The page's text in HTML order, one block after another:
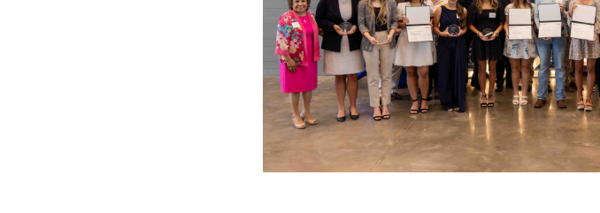
CERTIFICACIONES QHSE